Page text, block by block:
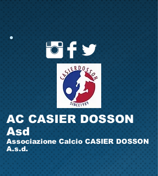
AC CASIER DOSSON
Asd
Associazione Calcio CASIER DOSSON
A.s.d.